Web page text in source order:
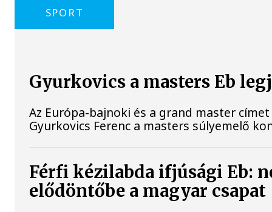
SPORT
Gyurkovics a masters Eb
Az Európa-bajnoki és a grand master
Gyurkovics Ferenc a masters súlyemelő
Férfi kézilabda ifjúsági Eb:
elődöntőbe a magyar csapat